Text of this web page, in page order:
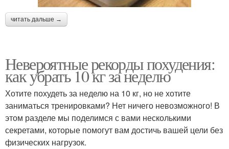
читать дальше →
Невероятные рекорды похудения:
как убрать 10 кг за неделю
Хотите похудеть за неделю на 10 кг, но не хотите
заниматься тренировками? Нет ничего невозможного! В
этом разделе мы поделимся с вами несколькими
секретами, которые помогут вам достичь вашей цели без
физических нагрузок.